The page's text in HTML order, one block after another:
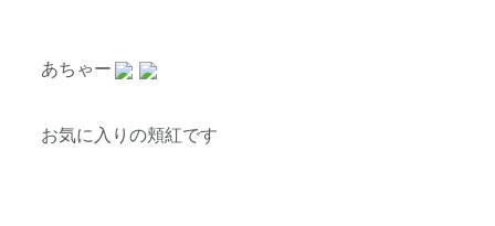
あちゃー
お気に入りの頬紅です